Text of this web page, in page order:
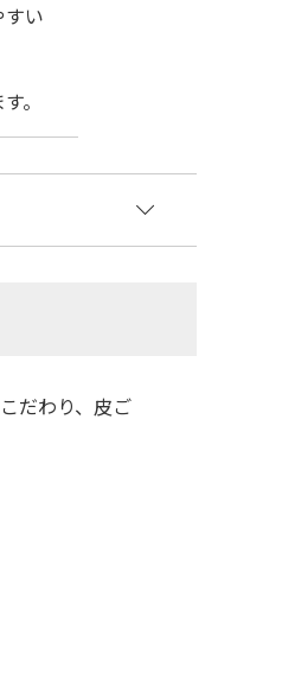
い
。
だわり、皮ご